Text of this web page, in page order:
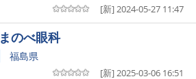
[新] 2024-05-27 11:47
のべ眼科
福島県
[新] 2025-03-06 16:51